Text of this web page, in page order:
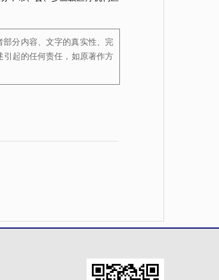
分内容、文字的真实性、完
起的任何责任，如原著作方